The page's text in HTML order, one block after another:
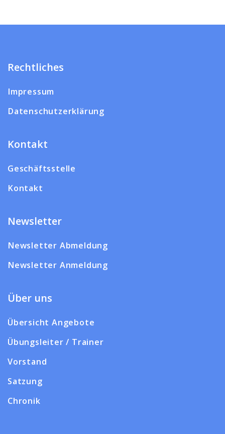
Rechtliches
Impressum
Datenschutzerklärung
Kontakt
Geschäftsstelle
Kontakt
Newsletter
Newsletter Abmeldung
Newsletter Anmeldung
Über uns
Übersicht Angebote
Übungsleiter / Trainer
Vorstand
Satzung
Chronik